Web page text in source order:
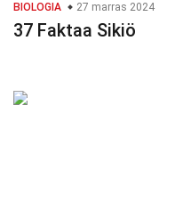
BIOLOGIA 27 marras 2024
37 Faktaa Sikiö